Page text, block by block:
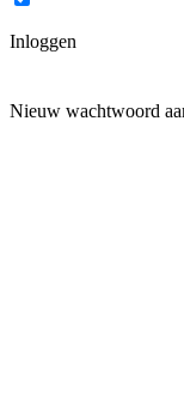
Inloggen
Nieuw wachtwoord